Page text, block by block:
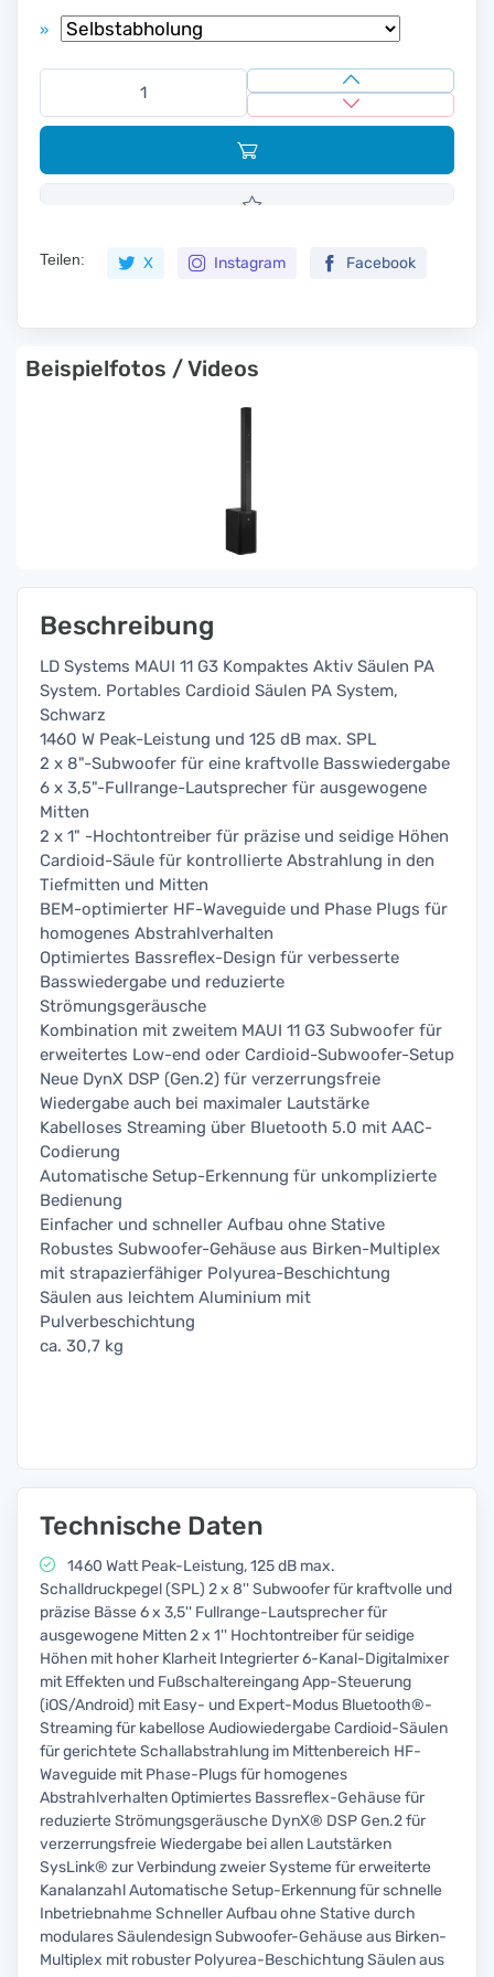
»
Teilen: X Instagram Facebook
Beispielfotos / Videos
Beschreibung
LD Systems MAUI 11 G3 Kompaktes Aktiv Säulen PA
System. Portables Cardioid Säulen PA System,
Schwarz
1460 W Peak-Leistung und 125 dB max. SPL
2 x 8"-Subwoofer für eine kraftvolle Basswiedergabe
6 x 3,5"-Fullrange-Lautsprecher für ausgewogene
Mitten
2 x 1" -Hochtontreiber für präzise und seidige Höhen
Cardioid-Säule für kontrollierte Abstrahlung in den
Tiefmitten und Mitten
BEM-optimierter HF-Waveguide und Phase Plugs für
homogenes Abstrahlverhalten
Optimiertes Bassreflex-Design für verbesserte
Basswiedergabe und reduzierte
Strömungsgeräusche
Kombination mit zweitem MAUI 11 G3 Subwoofer für
erweitertes Low-end oder Cardioid-Subwoofer-Setup
Neue DynX DSP (Gen.2) für verzerrungsfreie
Wiedergabe auch bei maximaler Lautstärke
Kabelloses Streaming über Bluetooth 5.0 mit AAC-
Codierung
Automatische Setup-Erkennung für unkomplizierte
Bedienung
Einfacher und schneller Aufbau ohne Stative
Robustes Subwoofer-Gehäuse aus Birken-Multiplex
mit strapazierfähiger Polyurea-Beschichtung
Säulen aus leichtem Aluminium mit
Pulverbeschichtung
ca. 30,7 kg
Technische Daten
1460 Watt Peak-Leistung, 125 dB max.
Schalldruckpegel (SPL) 2 x 8'' Subwoofer für kraftvolle und
präzise Bässe 6 x 3,5'' Fullrange-Lautsprecher für
ausgewogene Mitten 2 x 1'' Hochtontreiber für seidige
Höhen mit hoher Klarheit Integrierter 6-Kanal-Digitalmixer
mit Effekten und Fußschaltereingang App-Steuerung
(iOS/Android) mit Easy- und Expert-Modus Bluetooth®-
Streaming für kabellose Audiowiedergabe Cardioid-Säulen
für gerichtete Schallabstrahlung im Mittenbereich HF-
Waveguide mit Phase-Plugs für homogenes
Abstrahlverhalten Optimiertes Bassreflex-Gehäuse für
reduzierte Strömungsgeräusche DynX® DSP Gen.2 für
verzerrungsfreie Wiedergabe bei allen Lautstärken
SysLink® zur Verbindung zweier Systeme für erweiterte
Kanalanzahl Automatische Setup-Erkennung für schnelle
Inbetriebnahme Schneller Aufbau ohne Stative durch
modulares Säulendesign Subwoofer-Gehäuse aus Birken-
Multiplex mit robuster Polyurea-Beschichtung Säulen aus